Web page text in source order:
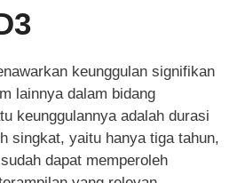
keunggulan signifikan
lainnya dalam bidang
keunggulannya adalah durasi
singkat, yaitu hanya tiga tahun,
dapat memperoleh